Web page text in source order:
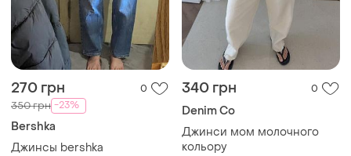
270 грн 0
350 грн -23%
Bershka
Джинсы bershka
340 грн 0
Denim Co
Джинси мом молочного
кольору